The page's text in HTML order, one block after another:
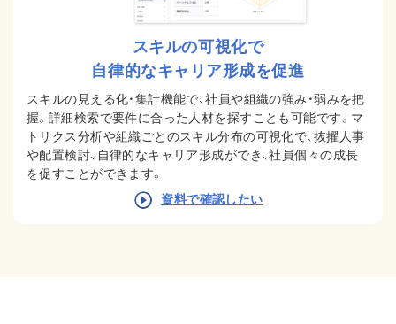
スキルの可視化で
自律的なキャリア形成を促進
スキルの見える化・集計機能で、社員や組織の強み・弱みを把
握。詳細検索で要件に合った人材を探すことも可能です。マ
トリクス分析や組織ごとのスキル分布の可視化で、抜擢人事
や配置検討、自律的なキャリア形成ができ、社員個々の成長
を促すことができます。
資料で確認したい